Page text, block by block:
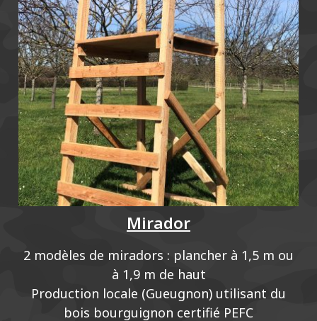
Mirador
2 modèles de miradors : plancher à 1,5 m ou
à 1,9 m de haut
Production locale (Gueugnon) utilisant du
bois bourguignon certifié PEFC